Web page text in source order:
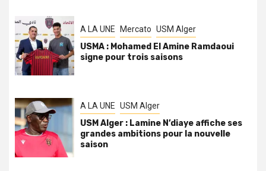
A LA UNE Mercato USM Alger
USMA : Mohamed El Amine Ramdaoui
signe pour trois saisons
A LA UNE USM Alger
USM Alger : Lamine N’diaye affiche ses
grandes ambitions pour la nouvelle
saison